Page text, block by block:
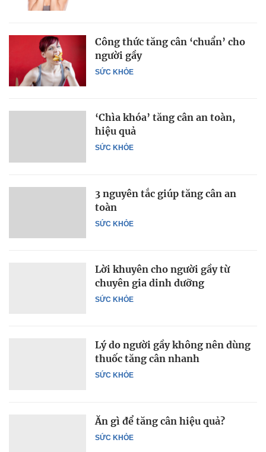
SỨC KHỎE
Công thức tăng cân ‘chuẩn’ cho
người gầy
SỨC KHỎE
‘Chìa khóa’ tăng cân an toàn,
hiệu quả
SỨC KHỎE
3 nguyên tắc giúp tăng cân an
toàn
SỨC KHỎE
Lời khuyên cho người gầy từ
chuyên gia dinh dưỡng
SỨC KHỎE
Lý do người gầy không nên dùng
thuốc tăng cân nhanh
SỨC KHỎE
Ăn gì để tăng cân hiệu quả?